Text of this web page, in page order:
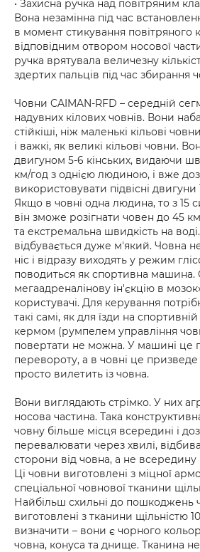
• Захисна ручка над повітряним
Вона незамінна під час
в момент стикування повітряного
відповідним отвором носової
ручка врятувала величезну
здертих пальців під час збирання
Човни CAIMAN-RFD – середній
надувних кілових човнів. Вони
стійкіші, ніж маленькі кільові
і важкі, як великі кільові човни.
двигуном 5-6 кінських, видаючи
км/год з однією людиною, і вже
використовувати підвісні двигуни
Якщо в човні одна людина, то з 15
він зможе розігнати човен до 45
та екстремальна швидкість на
відбувається дуже м'який. Човна
ніс і відразу виходять у режим
поводиться як спортивна
мегаадреналінову ін'єкцію в
користувачі. Для керування
такі самі, як для їзди на
кермом (румпелем управління
повертати не можна. У машині це
перевороту, а в човні це
просто вилетить із човна.
Вони виглядають стрімко. У них
носова частина. Така
човну більше місця всередині і
перевалювати через хвилі,
сторони від човна, а не всередину
Ці човни виготовлені з міцної
спеціальної човнової тканини
Найбільш схильні до пошкоджень
виготовлені з тканини щільністю
визначити – вони є чорного
човна, конуса та днище. Тканина не